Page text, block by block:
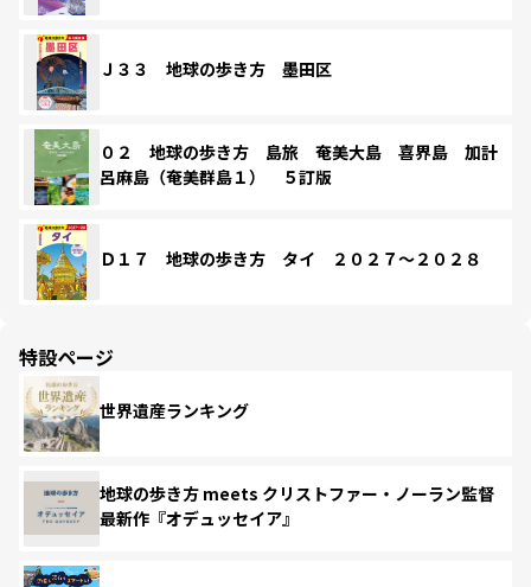
Ｊ３３ 地球の歩き方 墨田区
０２ 地球の歩き方 島旅 奄美大島 喜界島 加計
呂麻島（奄美群島１） ５訂版
Ｄ１７ 地球の歩き方 タイ ２０２７～２０２８
特設ページ
世界遺産ランキング
地球の歩き方 meets クリストファー・ノーラン監督
最新作『オデュッセイア』